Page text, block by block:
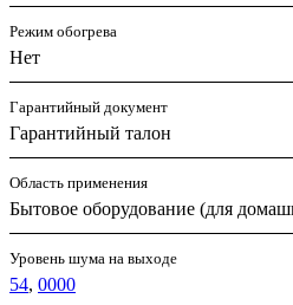
Режим обогрева
Нет
Гарантийный документ
Гарантийный талон
Область применения
Бытовое оборудование (для
Уровень шума на выходе
54, 0000